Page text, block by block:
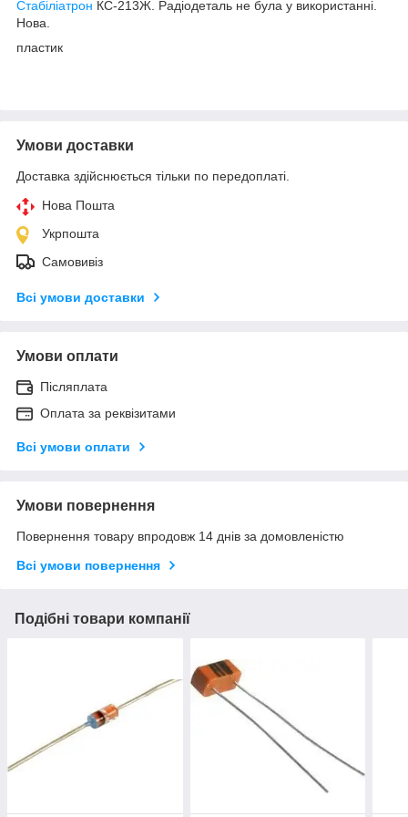
Стабіліатрон КС-213Ж. Радіодеталь не була у використанні.
Нова.
пластик
Умови доставки
Доставка здійснюється тільки по передоплаті.
Нова Пошта
Укрпошта
Самовивіз
Всі умови доставки
Умови оплати
Післяплата
Оплата за реквізитами
Всі умови оплати
Умови повернення
Повернення товару впродовж 14 днів за домовленістю
Всі умови повернення
Подібні товари компанії